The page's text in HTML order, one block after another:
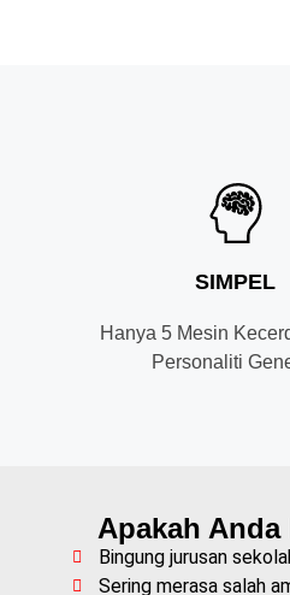
SIMPEL
Hanya 5 Mesin
Personaliti
Apakah
Bingung jurusan
Sering merasa salah